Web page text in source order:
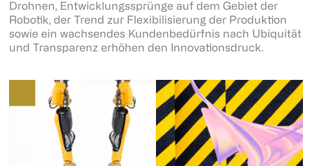
Drohnen, Entwicklungssprünge auf dem Gebiet der
Robotik, der Trend zur Flexibilisierung der Produktion
sowie ein wachsendes Kundenbedürfnis nach Ubiquität
und Transparenz erhöhen den Innovationsdruck.